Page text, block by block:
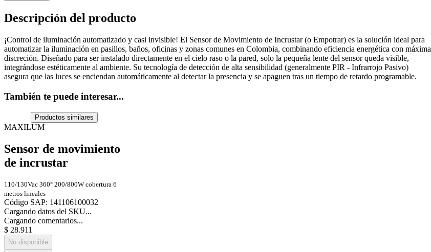
Descripción del producto
¡Control de iluminación automatizado y casi invisible! El Sensor de Movimiento de Incrustar (o Empotrar) es la solución ideal para
automatizar la iluminación en pasillos, baños, oficinas y zonas comunes en Colombia, combinando eficiencia energética con máxima
discreción. Diseñado para ser instalado directamente en el cielo raso o la pared, solo la pequeña lente del sensor queda visible,
integrándose estéticamente al ambiente. Su tecnología de detección de alta sensibilidad (generalmente PIR - Infrarrojo Pasivo)
asegura que las luces se enciendan automáticamente al detectar la presencia y se apaguen tras un tiempo de retardo programable.
También te puede interesar...
Productos similares
MAXILUM
Sensor de movimiento
de incrustar
110/130Vac 360° 200/800W cobertura 6
metros lineales
Código SAP: 141106100032
Cargando datos del SKU...
Cargando comentarios...
$ 28.911
No disponible